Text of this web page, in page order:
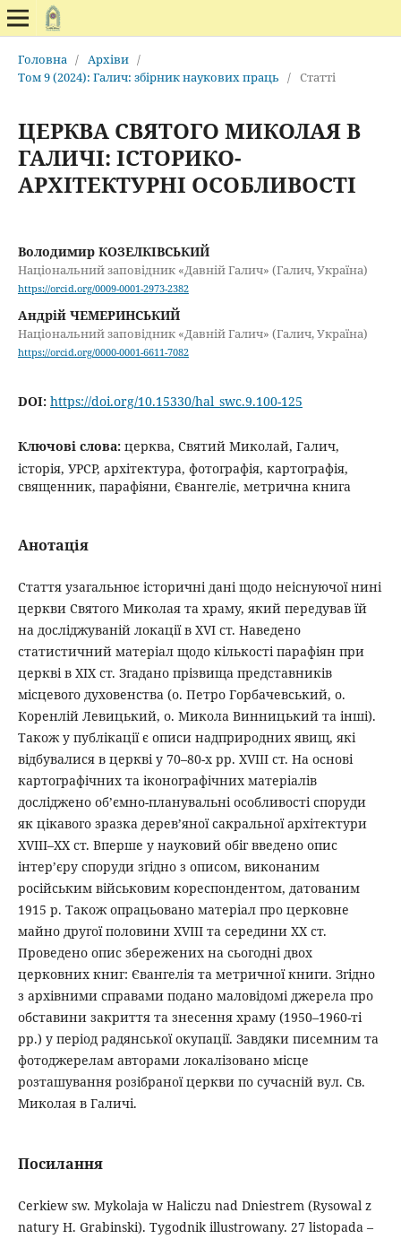
Головна / Архіви /
Том 9 (2024): Галич: збірник наукових праць / Статті
ЦЕРКВА СВЯТОГО МИКОЛАЯ В
ГАЛИЧІ: ІСТОРИКО-
АРХІТЕКТУРНІ ОСОБЛИВОСТІ
Володимир КОЗЕЛКІВСЬКИЙ
Національний заповідник «Давній Галич» (Галич, Україна)
https://orcid.org/0009-0001-2973-2382
Андрій ЧЕМЕРИНСЬКИЙ
Національний заповідник «Давній Галич» (Галич, Україна)
https://orcid.org/0000-0001-6611-7082
DOI: https://doi.org/10.15330/hal_swc.9.100-125
Ключові слова: церква, Святий Миколай, Галич,
історія, УРСР, архітектура, фотографія, картографія,
священник, парафіяни, Євангеліє, метрична книга
Анотація
Стаття узагальнює історичні дані щодо неіснуючої нині
церкви Святого Миколая та храму, який передував їй
на досліджуваній локації в XVI cт. Наведено
статистичний матеріал щодо кількості парафіян при
церкві в ХІХ ст. Згадано прізвища представників
місцевого духовенства (о. Петро Горбачевський, о.
Коренлій Левицький, о. Микола Винницький та інші).
Також у публікації є описи надприродних явищ, які
відбувалися в церкві у 70–80-х рр. XVIIІ ст. На основі
картографічних та іконографічних матеріалів
досліджено об’ємно-планувальні особливості споруди
як цікавого зразка дерев’яної сакральної архітектури
XVIII–XX ст. Вперше у науковий обіг введено опис
інтер’єру споруди згідно з описом, виконаним
російським військовим кореспондентом, датованим
1915 р. Також опрацьовано матеріал про церковне
майно другої половини XVIII та середини ХХ ст.
Проведено опис збережених на сьогодні двох
церковних книг: Євангелія та метричної книги. Згідно
з архівними справами подано маловідомі джерела про
обставини закриття та знесення храму (1950–1960-ті
рр.) у період радянської окупації. Завдяки писемним та
фотоджерелам авторами локалізовано місце
розташування розібраної церкви по сучасній вул. Св.
Миколая в Галичі.
Посилання
Cerkiew sw. Mykolaja w Haliczu nad Dniestrem (Rysowal z
natury H. Grabinski). Tygodnik illustrowany. 27 listopada –